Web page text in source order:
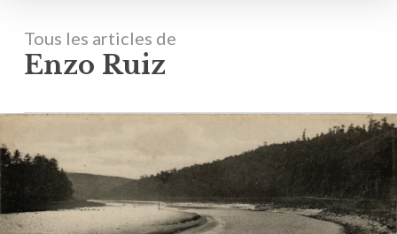
Tous les articles de
Enzo Ruiz